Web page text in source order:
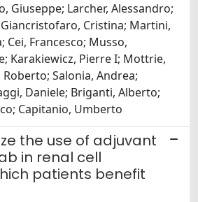
Giuseppe; Larcher, Alessandro;
Cristina; Martini,
Cei, Francesco; Musso,
Karakiewicz, Pierre I; Mottrie,
Salonia, Andrea;
Daniele; Briganti, Alberto;
Capitanio, Umberto
the use of adjuvant
in renal cell
patients benefit